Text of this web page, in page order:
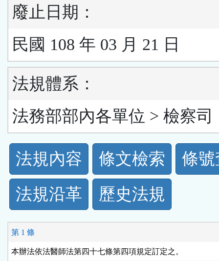
廢止日期：
民國 108 年 03 月 21 日
法規體系：
法務部部內各單位 > 檢察司
法
規
功
能
按
法規內容 條文檢索
條
法規沿革
歷史法規
第 1 條
本辦法依法醫師法第四十七條第四項規定訂定之。